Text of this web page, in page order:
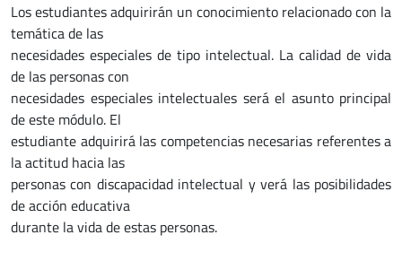
Los estudiantes adquirirán un conocimiento relacionado con la
temática de las
necesidades especiales de tipo intelectual. La calidad de vida
de las personas con
necesidades especiales intelectuales será el asunto principal
de este módulo. El
estudiante adquirirá las competencias necesarias referentes a
la actitud hacia las
personas con discapacidad intelectual y verá las posibilidades
de acción educativa
durante la vida de estas personas.